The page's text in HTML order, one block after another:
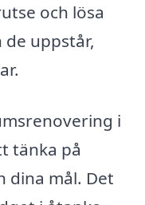
och lösa
uppstår,
i
tänka på
dina mål. Det